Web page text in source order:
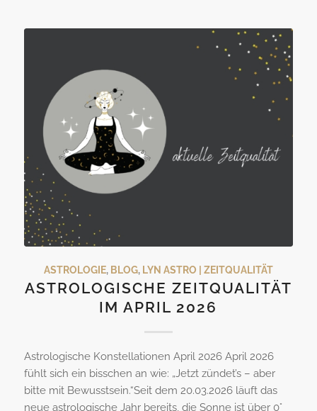
ASTROLOGIE, BLOG, LYN ASTRO | ZEITQUALITÄT
ASTROLOGISCHE ZEITQUALITÄT
IM APRIL 2026
Astrologische Konstellationen April 2026 April 2026
fühlt sich ein bisschen an wie: „Jetzt zündet’s – aber
bitte mit Bewusstsein.“Seit dem 20.03.2026 läuft das
neue astrologische Jahr bereits, die Sonne ist über 0°